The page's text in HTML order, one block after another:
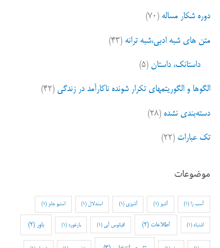
دوره شکار مساله (۷۰)
متن های شبه ادبی،شبه ترانه (۴۳)
داستانک، داستان (۵)
الگوها و الگوریتمهای تکرار شونده ناکارآمد در زندگی (۴۲)
دسته‌بندی نشده (۲۸)
تک عبارات (۲۲)
موضوعات
آسب زا (1) آشپز (1) آشپزی (1) استدلال (1) استیو جابز (1)
اشتباه (1) اطلاعات (2) اقیانوس آبی (1) بازخورد (1) باور (2)